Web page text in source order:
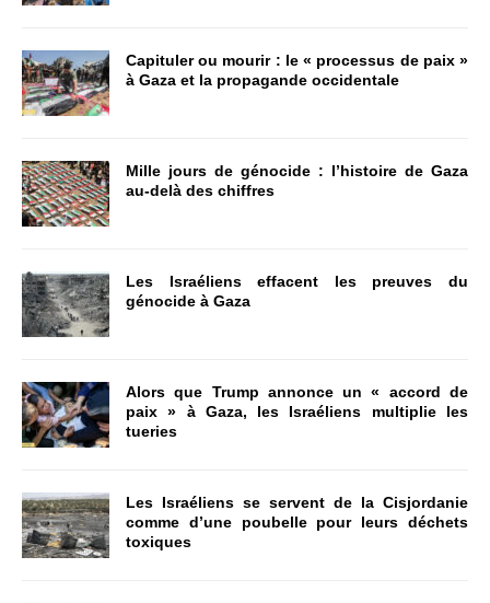
Capituler ou mourir : le « processus de paix »
à Gaza et la propagande occidentale
Mille jours de génocide : l’histoire de Gaza
au-delà des chiffres
Les Israéliens effacent les preuves du
génocide à Gaza
Alors que Trump annonce un « accord de
paix » à Gaza, les Israéliens multiplie les
tueries
Les Israéliens se servent de la Cisjordanie
comme d’une poubelle pour leurs déchets
toxiques